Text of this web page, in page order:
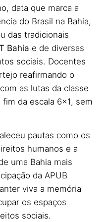
data que marca a
do Brasil na Bahia,
das tradicionais
Bahia e de diversas
sociais. Docentes
reafirmando o
as lutas da classe
da escala 6×1, sem
pautas como os
humanos e a
uma Bahia mais
da APUB
viva a memória
os espaços
sociais.